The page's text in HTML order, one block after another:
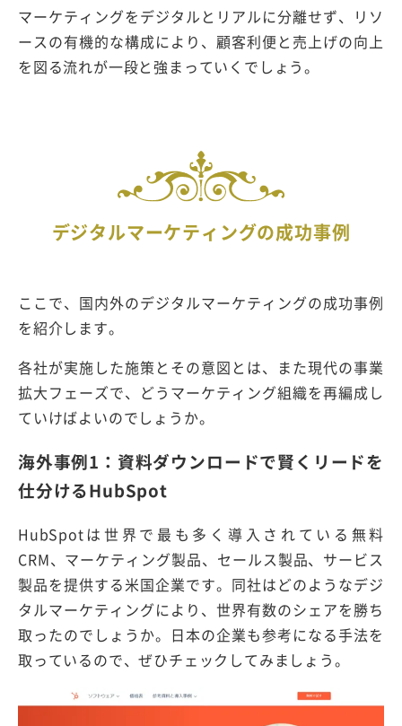
マーケティングをデジタルとリアルに分離せず、リソ
ースの有機的な構成により、顧客利便と売上げの向上
を図る流れが一段と強まっていくでしょう。
デジタルマーケティングの成功事例
ここで、国内外のデジタルマーケティングの成功事例
を紹介します。
各社が実施した施策とその意図とは、また現代の事業
拡大フェーズで、どうマーケティング組織を再編成し
ていけばよいのでしょうか。
海外事例1：資料ダウンロードで賢くリードを
仕分けるHubSpot
HubSpotは世界で最も多く導入されている無料
CRM、マーケティング製品、セールス製品、サービス
製品を提供する米国企業です。同社はどのようなデジ
タルマーケティングにより、世界有数のシェアを勝ち
取ったのでしょうか。日本の企業も参考になる手法を
取っているので、ぜひチェックしてみましょう。